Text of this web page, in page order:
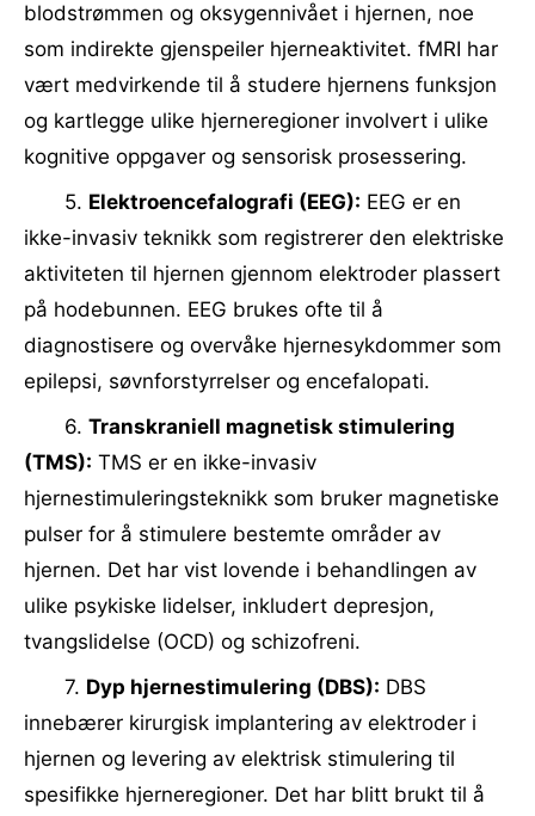
blodstrømmen og oksygennivået i hjernen, noe
som indirekte gjenspeiler hjerneaktivitet. fMRI har
vært medvirkende til å studere hjernens funksjon
og kartlegge ulike hjerneregioner involvert i ulike
kognitive oppgaver og sensorisk prosessering.
5. Elektroencefalografi (EEG): EEG er en
ikke-invasiv teknikk som registrerer den elektriske
aktiviteten til hjernen gjennom elektroder plassert
på hodebunnen. EEG brukes ofte til å
diagnostisere og overvåke hjernesykdommer som
epilepsi, søvnforstyrrelser og encefalopati.
6. Transkraniell magnetisk stimulering
(TMS): TMS er en ikke-invasiv
hjernestimuleringsteknikk som bruker magnetiske
pulser for å stimulere bestemte områder av
hjernen. Det har vist lovende i behandlingen av
ulike psykiske lidelser, inkludert depresjon,
tvangslidelse (OCD) og schizofreni.
7. Dyp hjernestimulering (DBS): DBS
innebærer kirurgisk implantering av elektroder i
hjernen og levering av elektrisk stimulering til
spesifikke hjerneregioner. Det har blitt brukt til å